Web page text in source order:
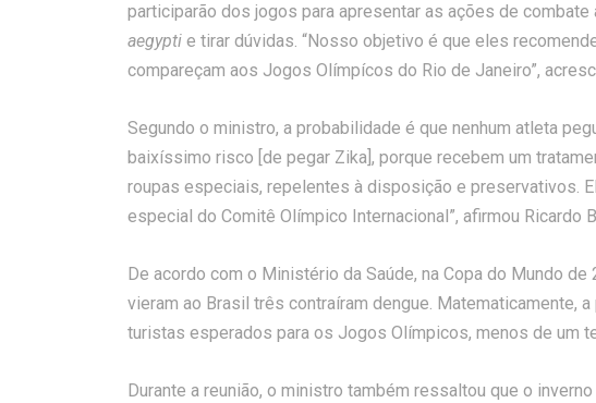
participarão dos jogos para apresentar as ações de
aegypti e tirar dúvidas. “Nosso objetivo é que eles
compareçam aos Jogos Olímpícos do Rio de Janeiro”,
Segundo o ministro, a probabilidade é que nenhum atleta
baixíssimo risco [de pegar Zika], porque recebem um
roupas especiais, repelentes à disposição e preservativos.
especial do Comitê Olímpico Internacional”, afirmou Ricardo
De acordo com o Ministério da Saúde, na Copa do Mundo
vieram ao Brasil três contraíram dengue. Matematicamente,
turistas esperados para os Jogos Olímpicos, menos de um
Durante a reunião, o ministro também ressaltou que o